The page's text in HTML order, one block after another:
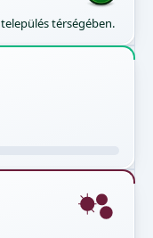
térségében.